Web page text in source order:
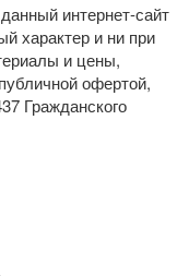
интернет-сайт
характер и ни при
и цены,
офертой,
Гражданского